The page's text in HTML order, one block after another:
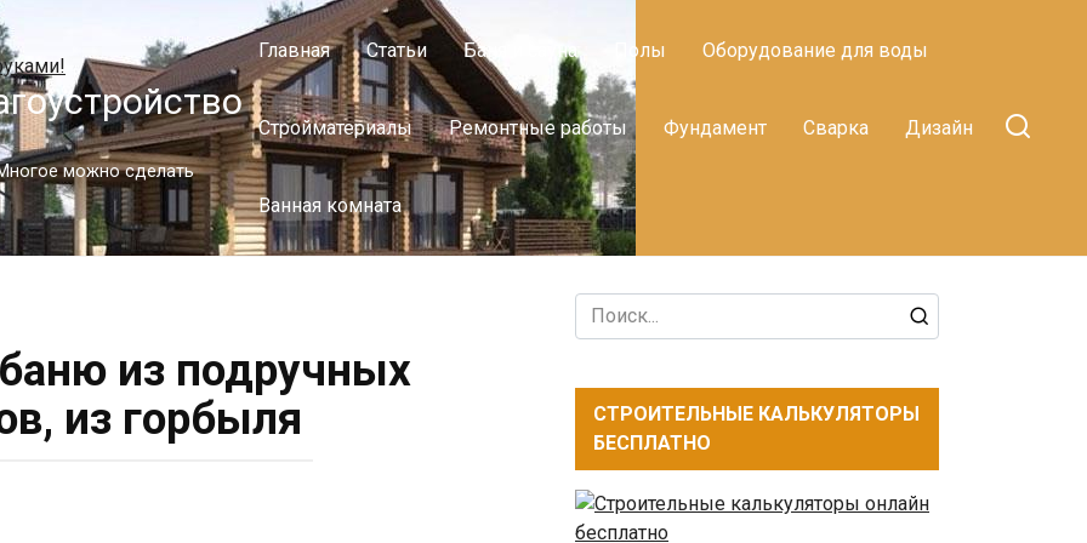
Многое можно сделать
Главная Статьи Баня и сауна Полы Оборудование для воды
Стройматериалы Ремонтные работы Фундамент Сварка Дизайн
Ванная комната
из подручных
из горбыля
Search
for:
СТРОИТЕЛЬНЫЕ КАЛЬКУЛЯТОРЫ
БЕСПЛАТНО